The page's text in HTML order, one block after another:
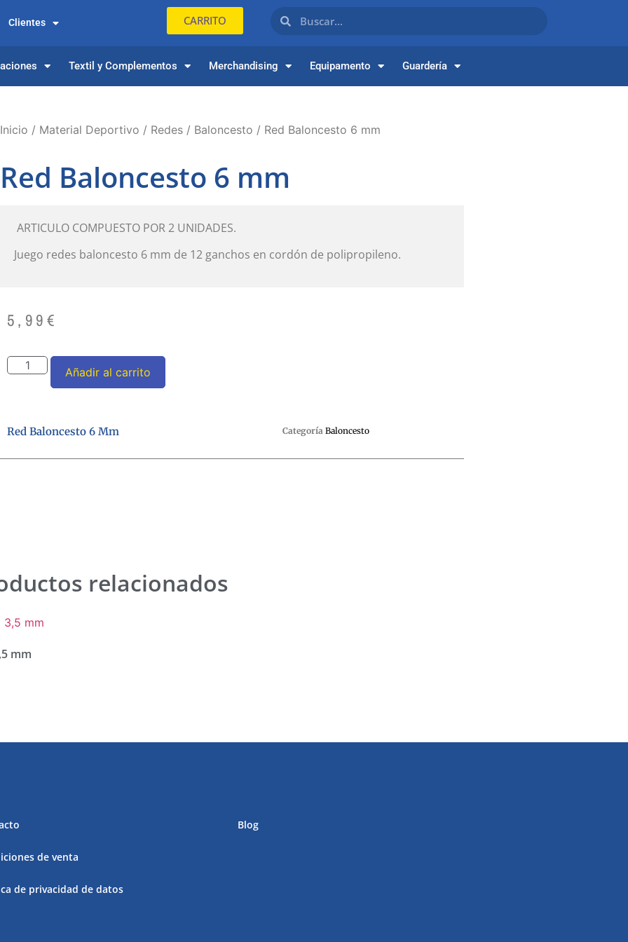
Clientes CARRITO
Textil y Complementos Merchandising Equipamento Guardería
Inicio / Material Deportivo / Redes / Baloncesto / Red Baloncesto 6 mm
Red Baloncesto 6 mm
ARTICULO COMPUESTO POR 2 UNIDADES.
Juego redes baloncesto 6 mm de 12 ganchos en cordón de polipropileno.
5,99€
Añadir al carrito
Red Baloncesto 6 Mm Categoría Baloncesto
relacionados
mm
de venta
de privacidad de datos
Blog